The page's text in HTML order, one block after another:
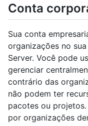
Conta
Sua conta
organizações no
Server. Você pode
gerenciar
contrário das
não podem ter
pacotes ou
por organizações